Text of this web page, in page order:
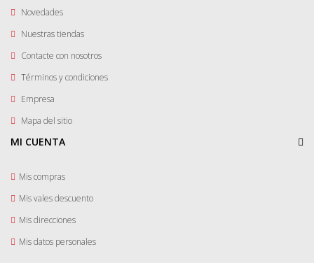
Novedades
Nuestras tiendas
Contacte con nosotros
Términos y condiciones
Empresa
Mapa del sitio
MI CUENTA
Mis compras
Mis vales descuento
Mis direcciones
Mis datos personales